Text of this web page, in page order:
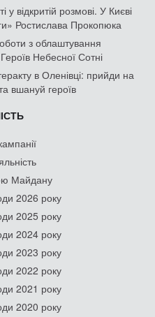
у відкритій розмові. У Києві
Ростислава Прокопюка
з облаштування
Небесної Сотні
в Оленівці: прийди на
вшануй героїв
Майдану
2026 року
2025 року
2024 року
2023 року
2022 року
2021 року
2020 року